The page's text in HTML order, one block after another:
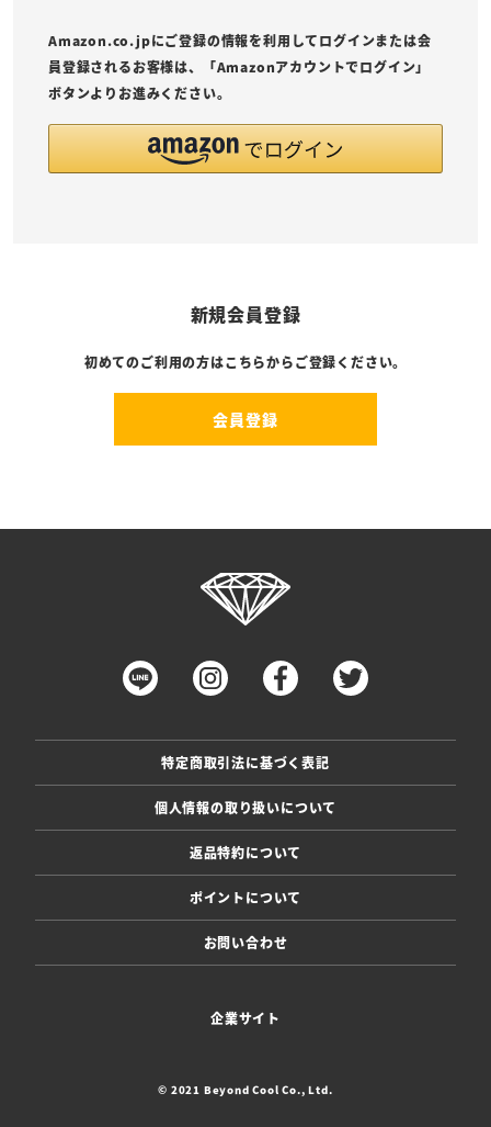
Amazon.co.jpにご登録の情報を利用してログインまたは会
員登録されるお客様は、「Amazonアカウントでログイン」
ボタンよりお進みください。
新規会員登録
初めてのご利用の方はこちらからご登録ください。
会員登録
特定商取引法に基づく表記
個人情報の取り扱いについて
返品特約について
ポイントについて
お問い合わせ
企業サイト
© 2021 Beyond Cool Co., Ltd.